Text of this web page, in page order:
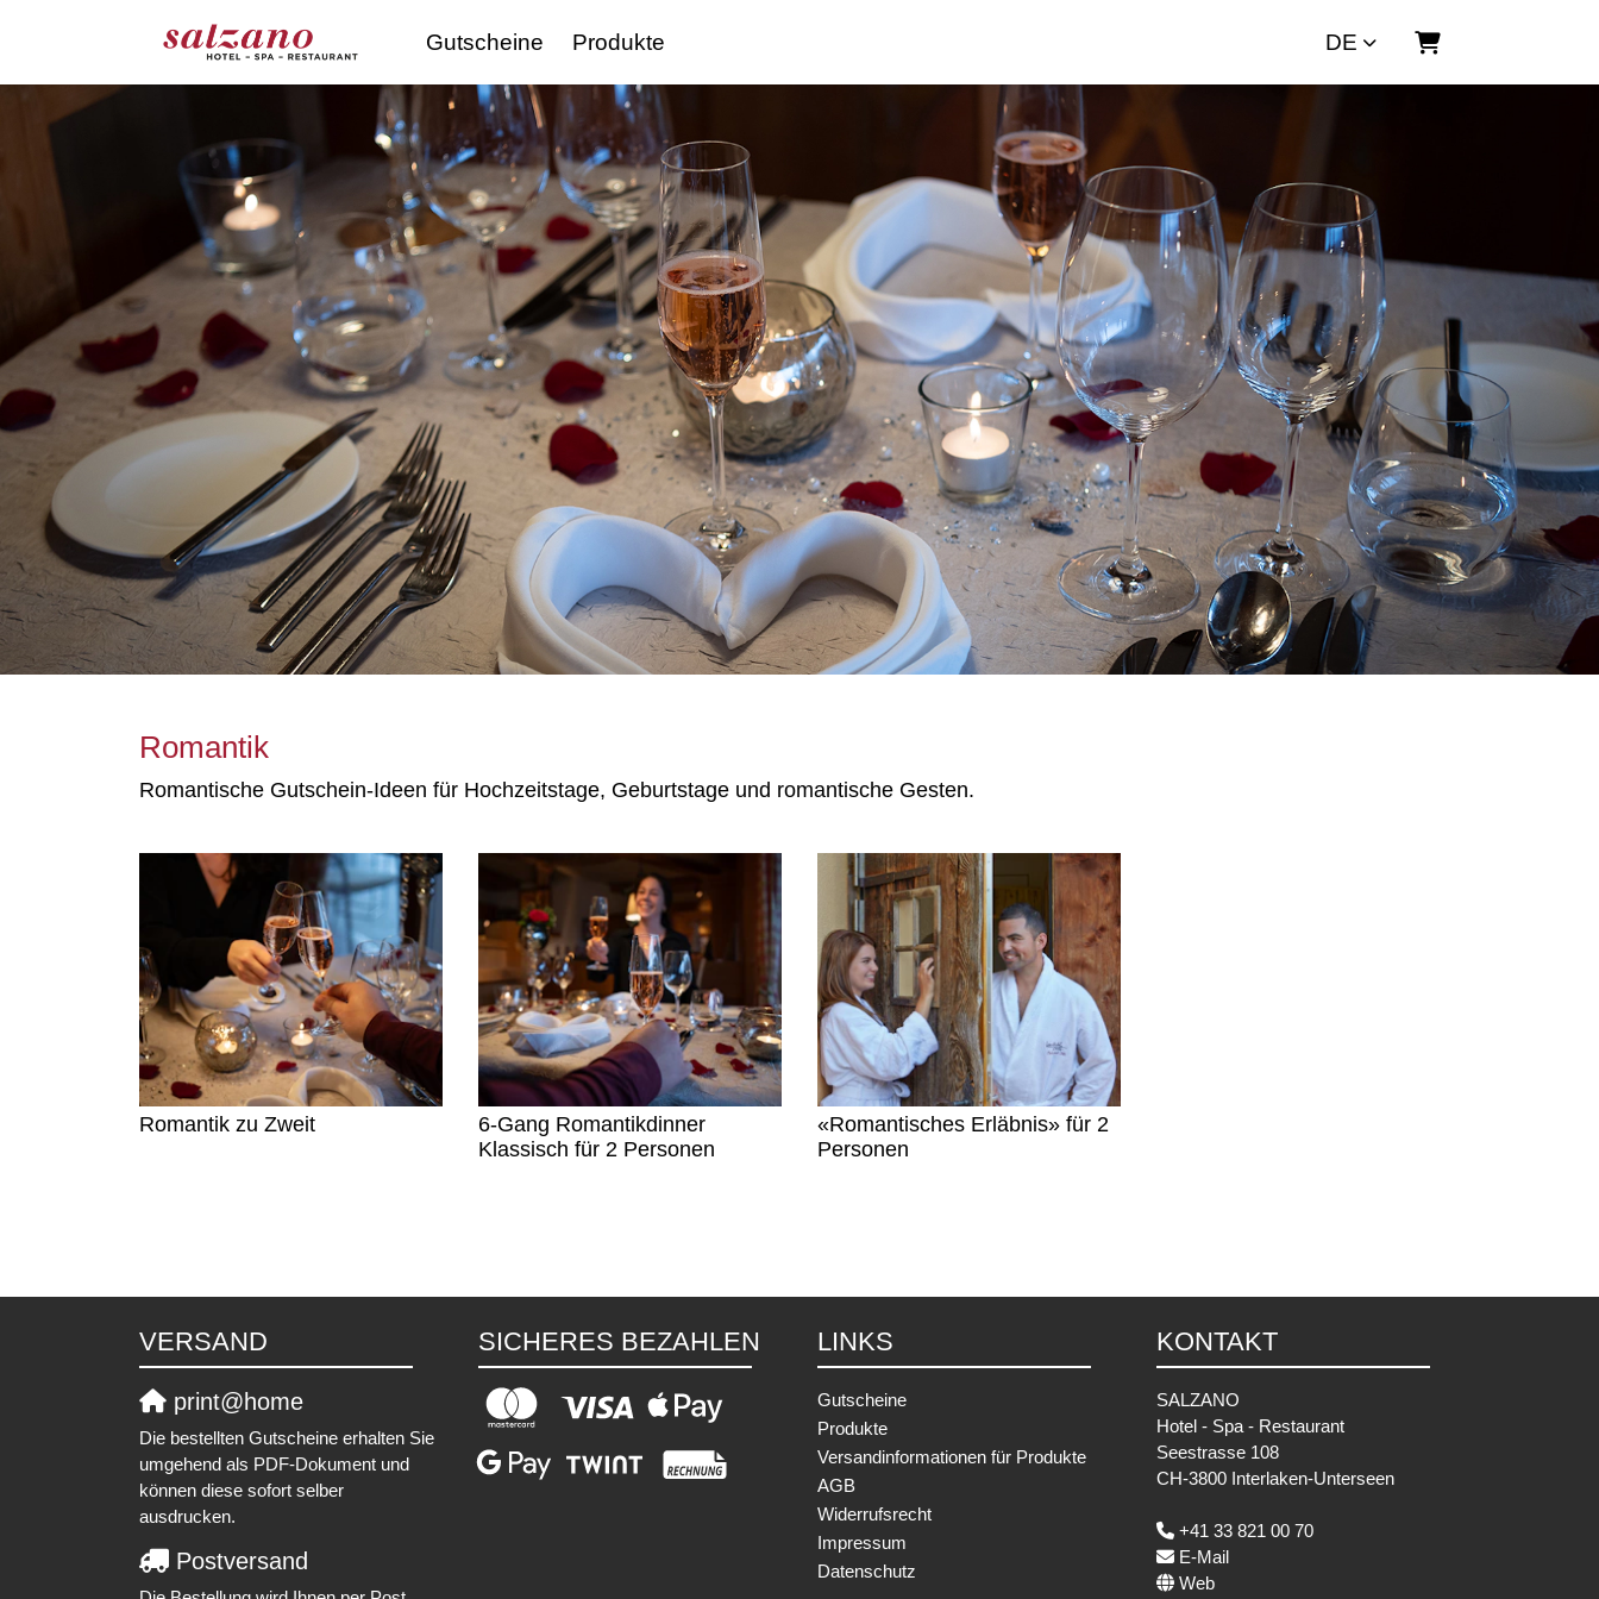
Gutscheine Produkte DE
Warenkorb
Romantik
Romantische Gutschein-Ideen für Hochzeitstage, Geburtstage und romantische Gesten.
Romantik zu Zweit
6-Gang Romantikdinner
Klassisch für 2 Personen
«Romantisches Erläbnis» für 2
Personen
VERSAND
print@home
Die bestellten Gutscheine erhalten Sie
umgehend als PDF-Dokument und
können diese sofort selber
ausdrucken.
Postversand
SICHERES BEZAHLEN LINKS
Gutscheine
Produkte
Versandinformationen für Produkte
AGB
Widerrufsrecht
Impressum
Datenschutz
KONTAKT
SALZANO
Hotel - Spa - Restaurant
Seestrasse 108
CH-3800 Interlaken-Unterseen
+41 33 821 00 70
E-Mail
Web